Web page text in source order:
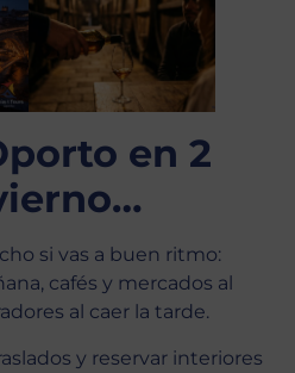
en 2
si vas a buen ritmo:
cafés y mercados al
al caer la tarde.
y reservar interiores